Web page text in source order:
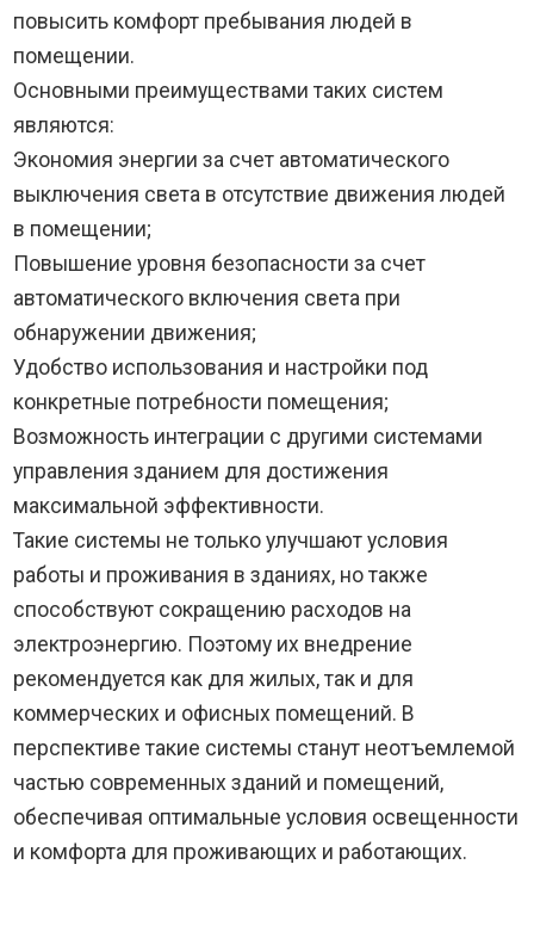
повысить комфорт пребывания людей в
помещении.
Основными преимуществами таких систем
являются:
Экономия энергии за счет автоматического
выключения света в отсутствие движения людей
в помещении;
Повышение уровня безопасности за счет
автоматического включения света при
обнаружении движения;
Удобство использования и настройки под
конкретные потребности помещения;
Возможность интеграции с другими системами
управления зданием для достижения
максимальной эффективности.
Такие системы не только улучшают условия
работы и проживания в зданиях, но также
способствуют сокращению расходов на
электроэнергию. Поэтому их внедрение
рекомендуется как для жилых, так и для
коммерческих и офисных помещений. В
перспективе такие системы станут неотъемлемой
частью современных зданий и помещений,
обеспечивая оптимальные условия освещенности
и комфорта для проживающих и работающих.